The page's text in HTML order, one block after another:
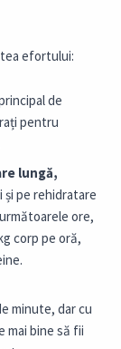
efortului:
de
pentru
lungă,
pe rehidratare
ore,
corp pe oră,
minute, dar cu
mai bine să fii